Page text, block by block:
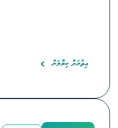
އިތުރަށް ކިޔާލަން